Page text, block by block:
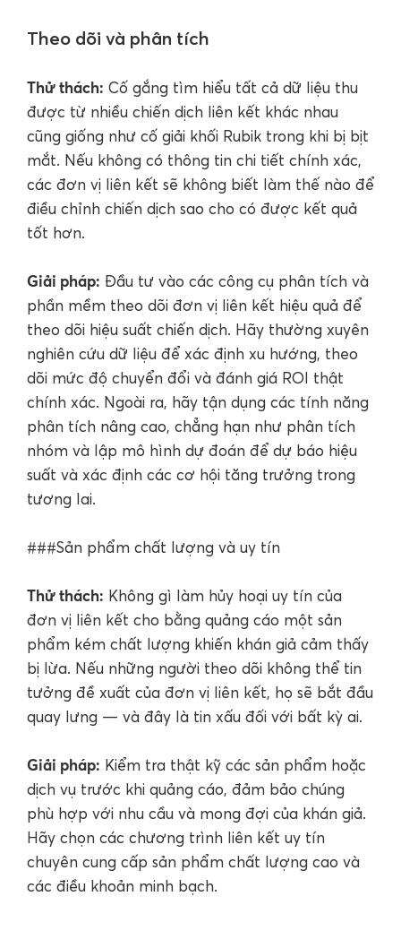
Theo dõi và phân tích
Thử thách: Cố gắng tìm hiểu tất cả dữ liệu thu
được từ nhiều chiến dịch liên kết khác nhau
cũng giống như cố giải khối Rubik trong khi bị bịt
mắt. Nếu không có thông tin chi tiết chính xác,
các đơn vị liên kết sẽ không biết làm thế nào để
điều chỉnh chiến dịch sao cho có được kết quả
tốt hơn.
Giải pháp: Đầu tư vào các công cụ phân tích và
phần mềm theo dõi đơn vị liên kết hiệu quả để
theo dõi hiệu suất chiến dịch. Hãy thường xuyên
nghiên cứu dữ liệu để xác định xu hướng, theo
dõi mức độ chuyển đổi và đánh giá ROI thật
chính xác. Ngoài ra, hãy tận dụng các tính năng
phân tích nâng cao, chẳng hạn như phân tích
nhóm và lập mô hình dự đoán để dự báo hiệu
suất và xác định các cơ hội tăng trưởng trong
tương lai.
###Sản phẩm chất lượng và uy tín
Thử thách: Không gì làm hủy hoại uy tín của
đơn vị liên kết cho bằng quảng cáo một sản
phẩm kém chất lượng khiến khán giả cảm thấy
bị lừa. Nếu những người theo dõi không thể tin
tưởng đề xuất của đơn vị liên kết, họ sẽ bắt đầu
quay lưng — và đây là tin xấu đối với bất kỳ ai.
Giải pháp: Kiểm tra thật kỹ các sản phẩm hoặc
dịch vụ trước khi quảng cáo, đảm bảo chúng
phù hợp với nhu cầu và mong đợi của khán giả.
Hãy chọn các chương trình liên kết uy tín
chuyên cung cấp sản phẩm chất lượng cao và
các điều khoản minh bạch.